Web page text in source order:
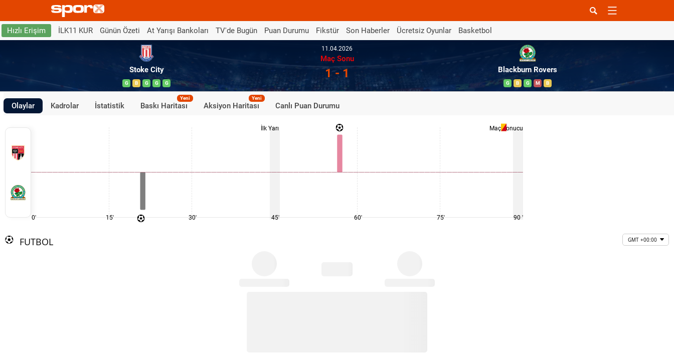
Hızlı Erişim İLK11 KUR Günün Özeti At Yarışı Bankoları TV'de Bugün Puan Durumu Fikstür Son Haberler Ücretsiz Oyunlar Basketbol
Stoke City
G B G G G
11.04.2026
Maç Sonu
1 - 1 Blackburn Rovers
G B G M B
Olaylar Kadrolar İstatistik Baskı Haritası
Yeni
Aksiyon Haritası
Yeni
Canlı Puan Durumu
0' 15' 30'
İlk Yarı
45' 60' 75'
Maç Sonucu
90 '
FUTBOL GMT +00:00